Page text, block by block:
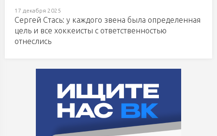
17 декабря 2025
Сергей Стась: у каждого звена была определенная
цель и все хоккеисты с ответственностью
отнеслись